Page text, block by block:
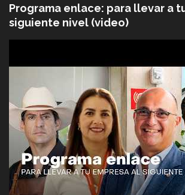
Programa enlace: para llevar a
siguiente nivel (video)